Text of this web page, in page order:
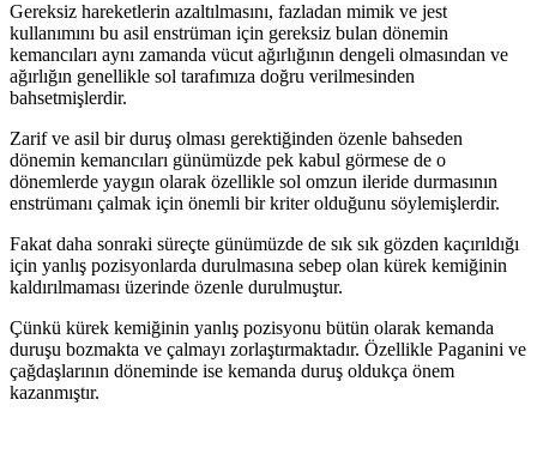
Gereksiz hareketlerin azaltılmasını, fazladan mimik ve jest
kullanımını bu asil enstrüman için gereksiz bulan dönemin
kemancıları aynı zamanda vücut ağırlığının dengeli olmasından ve
ağırlığın genellikle sol tarafımıza doğru verilmesinden
bahsetmişlerdir.
Zarif ve asil bir duruş olması gerektiğinden özenle bahseden
dönemin kemancıları günümüzde pek kabul görmese de o
dönemlerde yaygın olarak özellikle sol omzun ileride durmasının
enstrümanı çalmak için önemli bir kriter olduğunu söylemişlerdir.
Fakat daha sonraki süreçte günümüzde de sık sık gözden kaçırıldığı
için yanlış pozisyonlarda durulmasına sebep olan kürek kemiğinin
kaldırılmaması üzerinde özenle durulmuştur.
Çünkü kürek kemiğinin yanlış pozisyonu bütün olarak kemanda
duruşu bozmakta ve çalmayı zorlaştırmaktadır. Özellikle Paganini ve
çağdaşlarının döneminde ise kemanda duruş oldukça önem
kazanmıştır.